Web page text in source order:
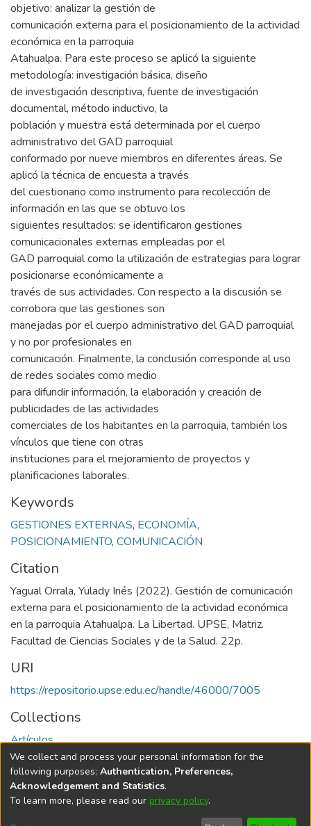
objetivo: analizar la gestión de
comunicación externa para el posicionamiento de la actividad
económica en la parroquia
Atahualpa. Para este proceso se aplicó la siguiente
metodología: investigación básica, diseño
de investigación descriptiva, fuente de investigación
documental, método inductivo, la
población y muestra está determinada por el cuerpo
administrativo del GAD parroquial
conformado por nueve miembros en diferentes áreas. Se
aplicó la técnica de encuesta a través
del cuestionario como instrumento para recolección de
información en las que se obtuvo los
siguientes resultados: se identificaron gestiones
comunicacionales externas empleadas por el
GAD parroquial como la utilización de estrategias para lograr
posicionarse económicamente a
través de sus actividades. Con respecto a la discusión se
corrobora que las gestiones son
manejadas por el cuerpo administrativo del GAD parroquial
y no por profesionales en
comunicación. Finalmente, la conclusión corresponde al uso
de redes sociales como medio
para difundir información, la elaboración y creación de
publicidades de las actividades
comerciales de los habitantes en la parroquia, también los
vínculos que tiene con otras
instituciones para el mejoramiento de proyectos y
planificaciones laborales.
Keywords
GESTIONES EXTERNAS, ECONOMÍA,
POSICIONAMIENTO, COMUNICACIÓN
Citation
Yagual Orrala, Yulady Inés (2022). Gestión de comunicación
externa para el posicionamiento de la actividad económica
en la parroquia Atahualpa. La Libertad. UPSE, Matriz.
Facultad de Ciencias Sociales y de la Salud. 22p.
URI
https://repositorio.upse.edu.ec/handle/46000/7005
Collections
Artículos
Full item page
DSpace softwarecopyright © 2002-2026
We collect and process your personal information for the
following purposes: Authentication, Preferences,
Acknowledgement and Statistics.
To learn more, please read our privacy policy.